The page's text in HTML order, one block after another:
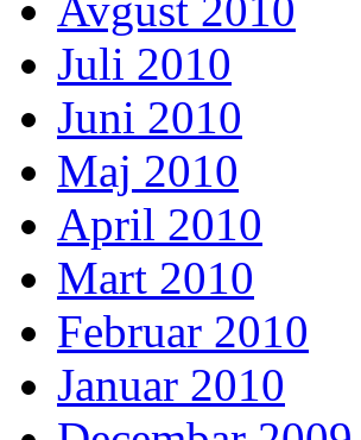
Juli 2010
Juni 2010
Maj 2010
April 2010
Mart 2010
Februar 2010
Januar 2010